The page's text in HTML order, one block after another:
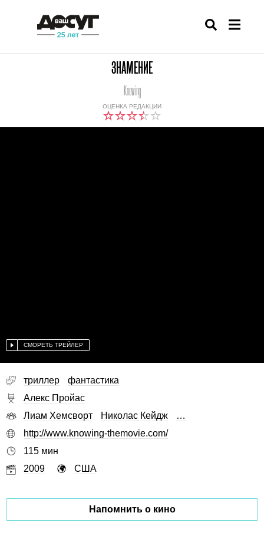
ЗНАМЕНИЕ
ОЦЕНКА РЕДАКЦИИ
Knowing
СМОРЕТЬ ТРЕЙЛЕР
триллер
фантастика
Алекс Пройас
Лиам Хемсворт
Николас Кейдж
…
http://www.knowing-themovie.com/
115 мин
2009
США
Напомнить о кино